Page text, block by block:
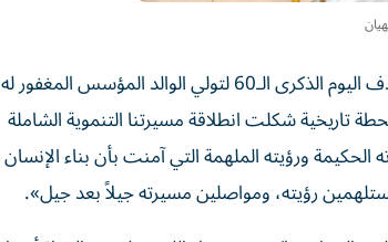
وقال صاحب السموّ الشيخ محمد بن زايد آل نهيان، رئيس الدولة، حفظه الله: «يصادف اليوم الذكرى الـ60 لتولي الوالد المؤسس المغفور له
طيب الله ثراه، مقاليد الحكم في إمارة أبوظبي في 6 أغسطس 1966. محطة تاريخية شكلت انطلاقة مسيرتنا التنموية الشاملة
ورؤيته الملهمة التي آمنت بأن بناء الإنسان
رؤيته، ومواصلين مسيرته جيلاً بعد جيل».